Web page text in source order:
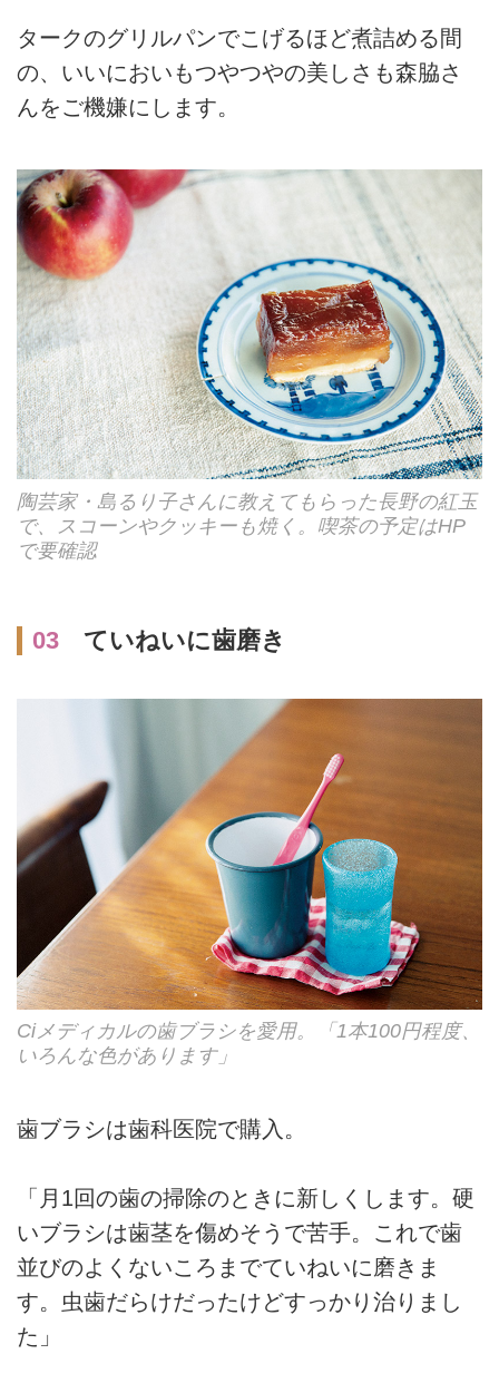
タークのグリルパンでこげるほど煮詰める間
の、いいにおいもつやつやの美しさも森脇さ
んをご機嫌にします。
陶芸家・島るり子さんに教えてもらった長野の紅玉
で、スコーンやクッキーも焼く。喫茶の予定はHP
で要確認
03ていねいに歯磨き
Ciメディカルの歯ブラシを愛用。「1本100円程度、
いろんな色があります」
歯ブラシは歯科医院で購入。
「月1回の歯の掃除のときに新しくします。硬
いブラシは歯茎を傷めそうで苦手。これで歯
並びのよくないころまでていねいに磨きま
す。虫歯だらけだったけどすっかり治りまし
た」